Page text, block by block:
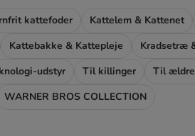
kattefoder Kattelem & Kattenet
Kattebakke & Kattepleje Kradsetræ
udstyr Til killinger Til
WARNER BROS COLLECTION